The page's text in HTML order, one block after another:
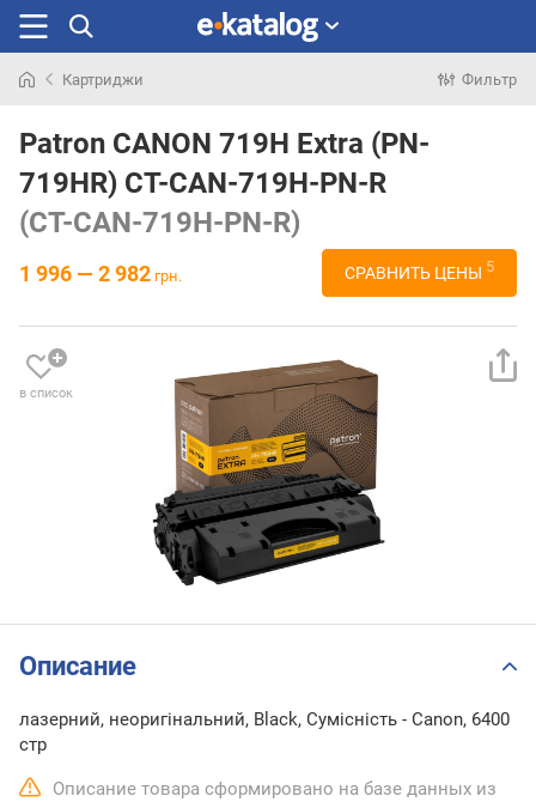
раньше
Картриджи Фильтр
Patron CANON 719H Extra (PN-
719HR) CT-CAN-719H-PN-R
(CT-CAN-719H-PN-R)
1 996 — 2 982 грн. СРАВНИТЬ ЦЕНЫ 5
в список
Описание
лазерний, неоригінальний, Black, Сумісність - Canon, 6400
стр
Описание товара сформировано на базе данных из